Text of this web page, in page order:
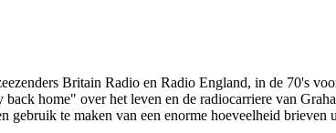
Britain Radio en Radio England, in de 70's
home" over het leven en de radiocarriere van
gebruik te maken van een enorme hoeveelheid brieven